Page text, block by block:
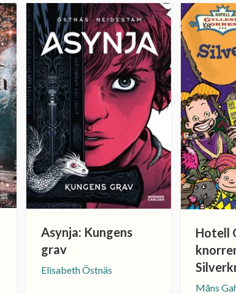
Asynja: Kungens
grav
Elisabeth Östnäs
Hotell
Måns